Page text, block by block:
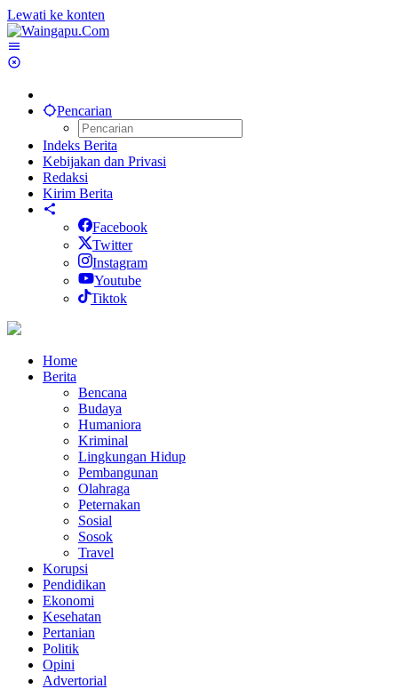
Lewati ke konten
Pencarian
Indeks Berita
Kebijakan dan Privasi
Redaksi
Kirim Berita
Facebook
Twitter
Instagram
Youtube
Tiktok
Home
Berita
Bencana
Budaya
Humaniora
Kriminal
Lingkungan Hidup
Pembangunan
Olahraga
Peternakan
Sosial
Sosok
Travel
Korupsi
Pendidikan
Ekonomi
Kesehatan
Pertanian
Politik
Opini
Advertorial